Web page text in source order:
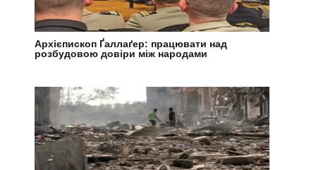
Архієпископ Ґаллаґер: працювати над
розбудовою довіри між народами